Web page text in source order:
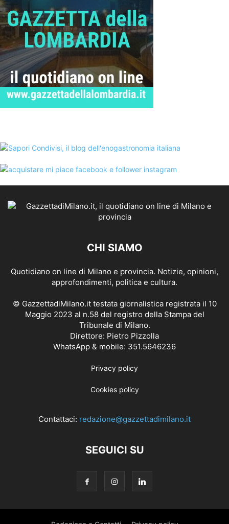
CHI SIAMO
Quotidiano on line di Milano e provincia. Notizie, opinioni,
approfondimenti, politica e cultura.
© GazzettadiMilano.it testata giornalistica registrata il 10
Maggio 2023 al n.58 del registro della Stampa del
Tribunale di Milano.
Direttore: Pietro Pizzolla
WhatsApp & mobile: 351.5646236
Privacy policy
Cookies policy
Contattaci: redazione@gazzettadimilano.it
SEGUICI SU